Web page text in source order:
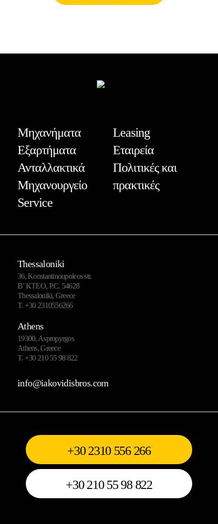
Μηχανήματα
Εξαρτήματα
Ανταλλακτικά
Μηχανουργείο
Service
Leasing
Εταιρεία
Πολιτικές και
πρακτικές
Thessaloniki
36, Konstantinoupoleos str.
B’ KTEO, P.C. 54628
Thessaloniki, Greece
T. +30 2310556266
Athens
19300, Aspropyrgos
Athens, Greece
T. +30 210 55 98 822
info@iakovidisbros.com
+30 2310 556 266
+30 210 55 98 822